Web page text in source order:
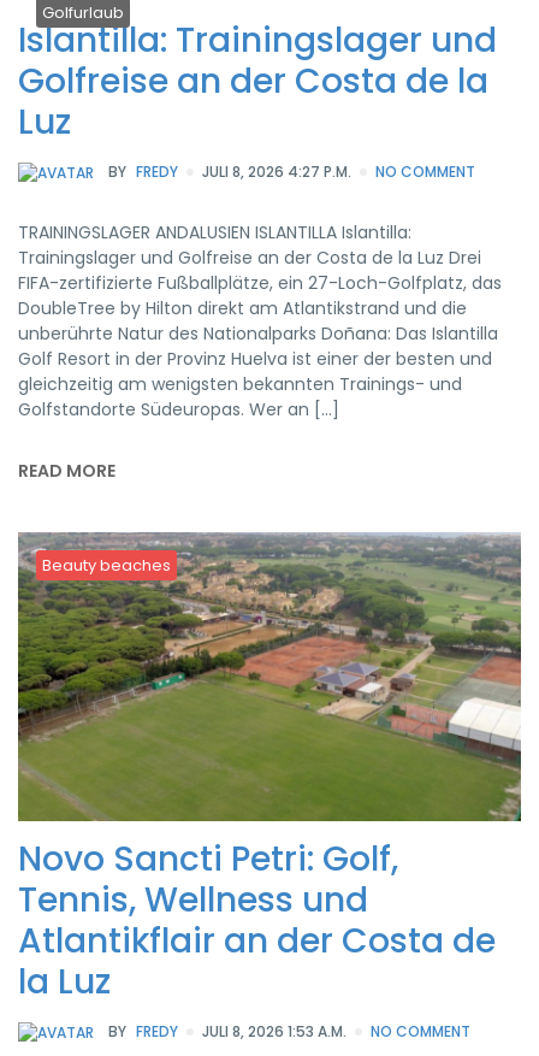
Golfurlaub
Islantilla: Trainingslager und
Golfreise an der Costa de la
Luz
BY FREDY JULI 8, 2026 4:27 P.M. NO COMMENT
TRAININGSLAGER ANDALUSIEN ISLANTILLA Islantilla:
Trainingslager und Golfreise an der Costa de la Luz Drei
FIFA-zertifizierte Fußballplätze, ein 27-Loch-Golfplatz, das
DoubleTree by Hilton direkt am Atlantikstrand und die
unberührte Natur des Nationalparks Doñana: Das Islantilla
Golf Resort in der Provinz Huelva ist einer der besten und
gleichzeitig am wenigsten bekannten Trainings- und
Golfstandorte Südeuropas. Wer an […]
READ MORE
Beauty beaches
Novo Sancti Petri: Golf,
Tennis, Wellness und
Atlantikflair an der Costa de
la Luz
BY FREDY JULI 8, 2026 1:53 A.M. NO COMMENT